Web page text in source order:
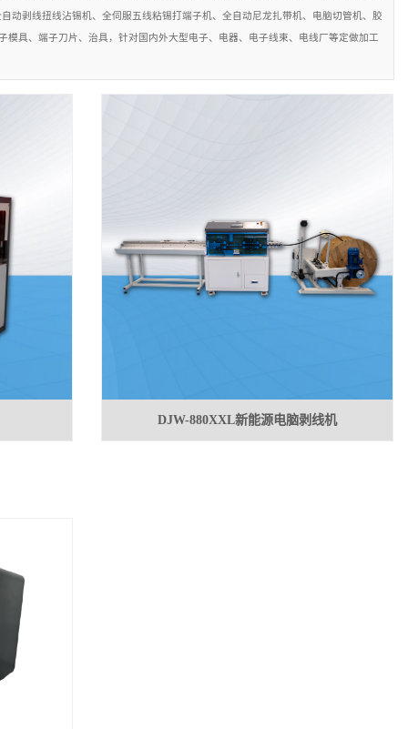
动剥线扭线沾锡机、全伺服五线粘锡打端子机、全自动尼龙扎带机、电脑切管机、胶
具、端子刀片、治具，针对国内外大型电子、电器、电子线束、电线厂等定做加工
DJW-880XXL新能源电脑剥线机